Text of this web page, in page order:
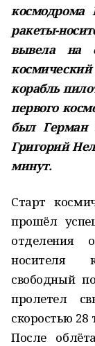
космодрома
ракеты-
вывела на
корабль
первого
был Герман
Григорий
минут.
Старт
прошёл
отделения
носителя
свободный
пролетел
скоростью 28
После